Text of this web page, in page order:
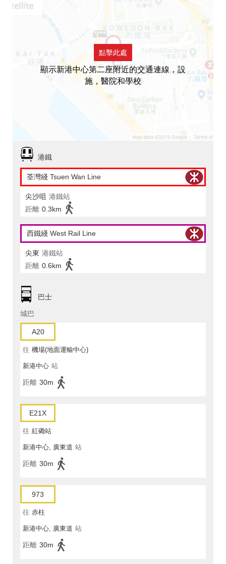
點擊此處
顯示新港中心第二座附近的交通連線，設
施，醫院和學校
港鐵
荃灣綫 Tsuen Wan Line
尖沙咀 港鐵站
距離 0.3km
西鐵綫 West Rail Line
尖東 港鐵站
距離 0.6km
巴士
城巴
A20
往 機場(地面運輸中心)
新港中心 站
距離 30m
E21X
往 紅磡站
新港中心, 廣東道 站
距離 30m
973
往 赤柱
新港中心, 廣東道 站
距離 30m